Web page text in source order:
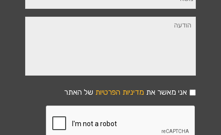
אני מאשר את מדיניות הפרטיות של האתר